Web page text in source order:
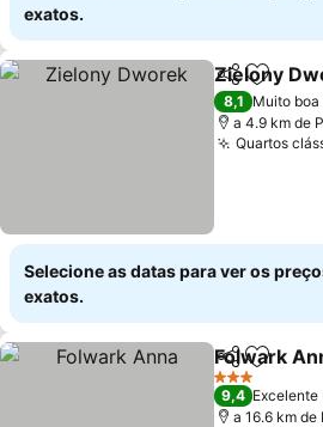
exatos.
Partilhar
Zielony
8,1 Muito boa
a 4.9 km de
Quartos
Selecione as datas para ver os
exatos.
Partilhar
Folwark
3 Estrelas
9,4 Excelente
a 16.6 km de